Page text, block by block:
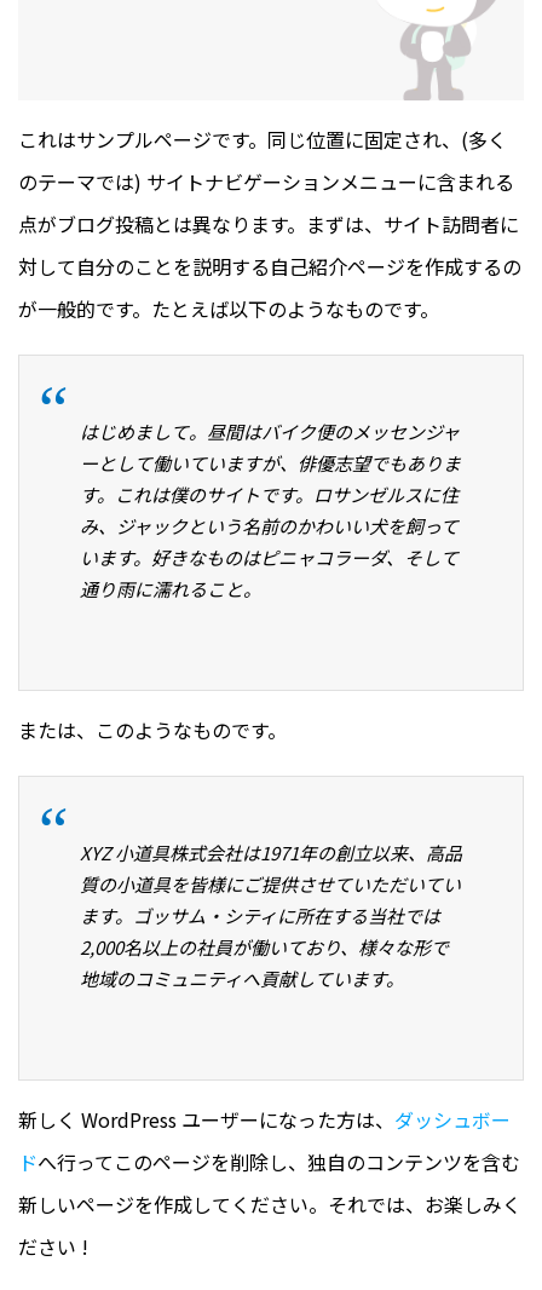
これはサンプルページです。同じ位置に固定され、(多く
のテーマでは) サイトナビゲーションメニューに含まれる
点がブログ投稿とは異なります。まずは、サイト訪問者に
対して自分のことを説明する自己紹介ページを作成するの
が一般的です。たとえば以下のようなものです。
はじめまして。昼間はバイク便のメッセンジャ
ーとして働いていますが、俳優志望でもありま
す。これは僕のサイトです。ロサンゼルスに住
み、ジャックという名前のかわいい犬を飼って
います。好きなものはピニャコラーダ、そして
通り雨に濡れること。
または、このようなものです。
XYZ 小道具株式会社は1971年の創立以来、高品
質の小道具を皆様にご提供させていただいてい
ます。ゴッサム・シティに所在する当社では
2,000名以上の社員が働いており、様々な形で
地域のコミュニティへ貢献しています。
新しく WordPress ユーザーになった方は、 ダッシュボー
ドへ行ってこのページを削除し、独自のコンテンツを含む
新しいページを作成してください。それでは、お楽しみく
ださい !